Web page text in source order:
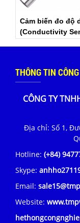
Cảm biến đo độ
(Conductivity
THÔNG TIN
CÔNG TY
Địa chỉ: Số 1,
Hotline: (+84)
Skype:
Email:
Website: